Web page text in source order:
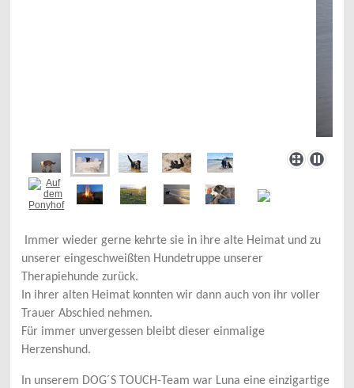
mmer wieder gerne kehrte sie in ihre alte Heimat und zu
unserer eingeschweißten Hundetruppe unserer
Therapiehunde zurück.
In ihrer alten Heimat konnten wir dann auch von ihr voller
Trauer Abschied nehmen.
Für immer unvergessen bleibt dieser einmalige
Herzenshund.
In unserem DOG´S TOUCH-Team war Luna eine einzigartige